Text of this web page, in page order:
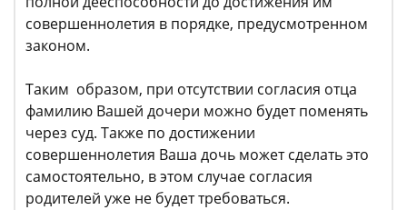
совершеннолетия в порядке, предусмотренном
законом.
Таким образом, при отсутствии согласия отца
фамилию Вашей дочери можно будет поменять
через суд. Также по достижении
совершеннолетия Ваша дочь может сделать это
самостоятельно, в этом случае согласия
родителей уже не будет требоваться.